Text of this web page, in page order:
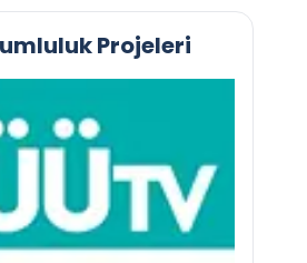
Projeleri